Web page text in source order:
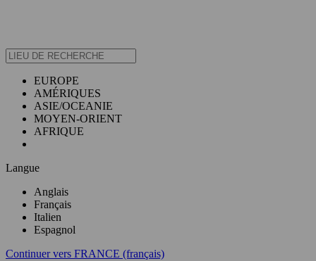
EUROPE
AMÉRIQUES
ASIE/OCEANIE
MOYEN-ORIENT
AFRIQUE
Langue
Anglais
Français
Italien
Espagnol
Continuer vers FRANCE (français)